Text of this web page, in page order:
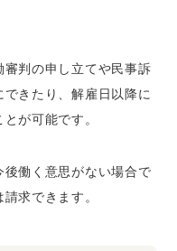
判の申し立てや民事訴
きたり、解雇日以降に
が可能です。
働く意思がない場合で
求できます。